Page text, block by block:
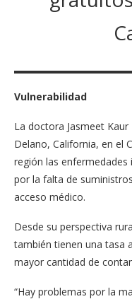
Vulnerabilidad
La doctora Jasmeet
Delano, California, en el
región las
por la falta de
acceso médico.
Desde su perspectiva
también tienen una tasa
mayor cantidad de
“Hay problemas por la